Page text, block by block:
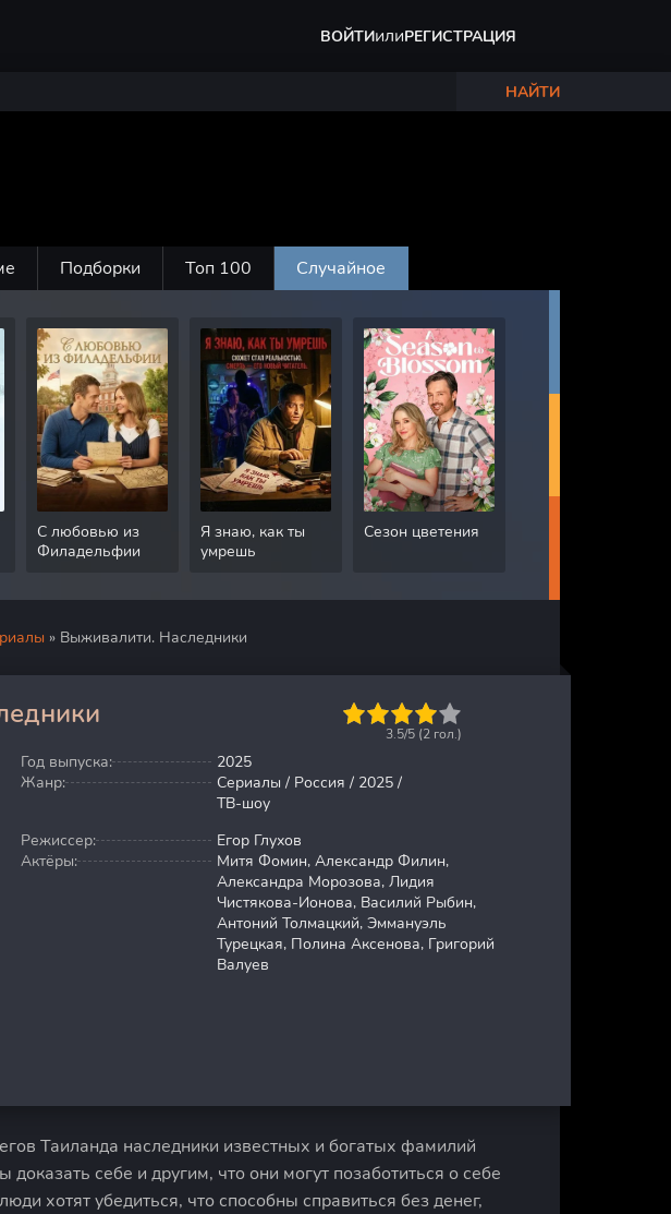
ВОЙТИилиРЕГИСТРАЦИЯ
НАЙТИ
Подборки Топ 100 Случайное
С любовью из
Филадельфии
Я знаю, как ты
умрешь
Сезон цветения
» Выживалити. Наследники
3.5/5 (2 гол.)
Год выпуска:
2025
Жанр:
Сериалы / Россия / 2025 /
ТВ-шоу
Режиссер:
Егор Глухов
Актёры:
Митя Фомин, Александр Филин,
Александра Морозова, Лидия
Чистякова-Ионова, Василий Рыбин,
Антоний Толмацкий, Эммануэль
Турецкая, Полина Аксенова, Григорий
Валуев
Таиланда наследники известных и богатых фамилий
доказать себе и другим, что они могут позаботиться о себе
хотят убедиться, что способны справиться без денег,